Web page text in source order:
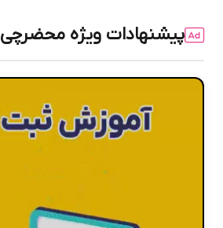
پیشنهادات ویژه محضرچی